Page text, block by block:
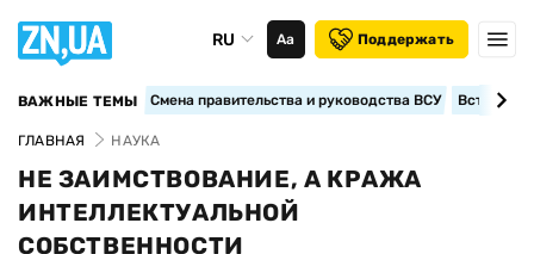
RU Аа Поддержать
ВАЖНЫЕ ТЕМЫ Смена правительства и руководства ВСУ
ГЛАВНАЯ НАУКА
НЕ ЗАИМСТВОВАНИЕ, А КРАЖА
ИНТЕЛЛЕКТУАЛЬНОЙ
СОБСТВЕННОСТИ